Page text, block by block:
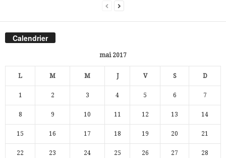
Calendrier
mai 2017
L M M J V S D
1 2 3 4 5 6 7
8 9 10 11 12 13 14
15 16 17 18 19 20 21
22 23 24 25 26 27 28